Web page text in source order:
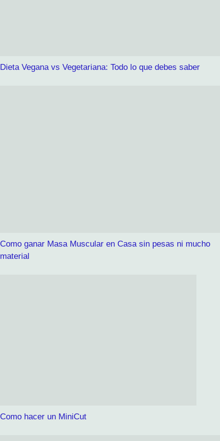
Dieta Vegana vs Vegetariana: Todo lo que debes saber
Como ganar Masa Muscular en Casa sin pesas ni mucho
material
Como hacer un MiniCut